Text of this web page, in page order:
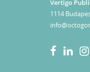
Vertigo
1114